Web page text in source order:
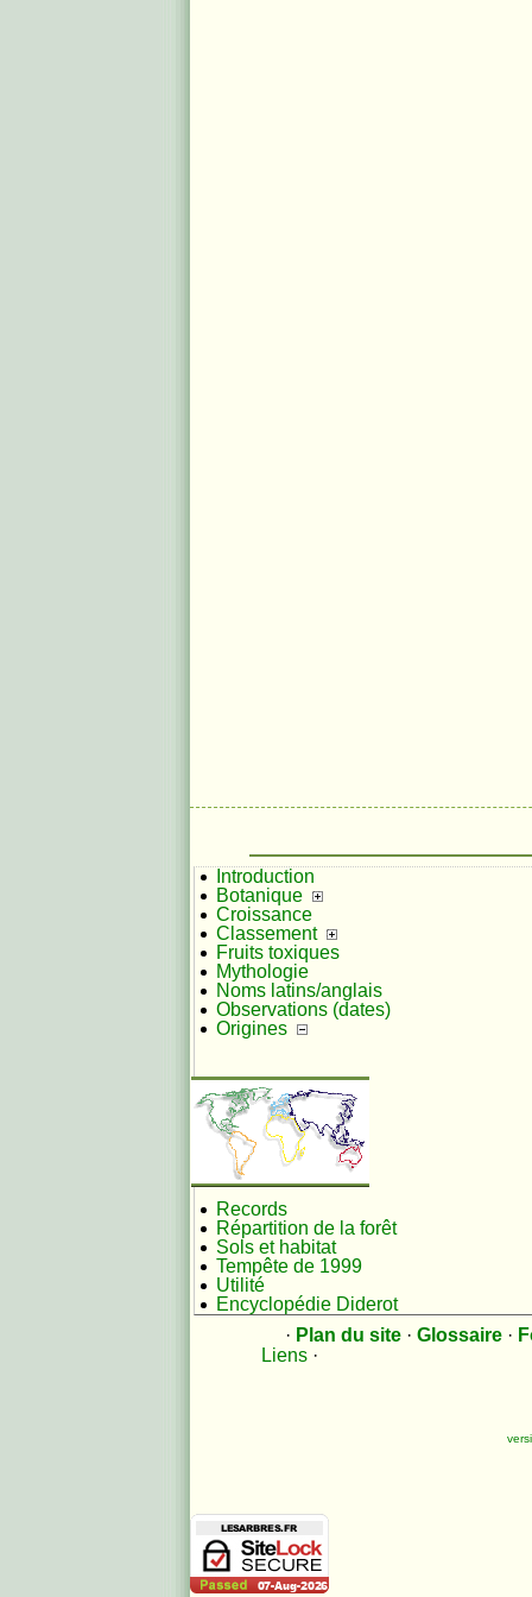
Introduction
Botanique
Croissance
Classement
Fruits toxiques
Mythologie
Noms latins/anglais
Observations (dates)
Origines
Records
Répartition de la forêt
Sols et habitat
Tempête de 1999
Utilité
Encyclopédie Diderot
· Plan du site · Glossaire ·
Liens ·